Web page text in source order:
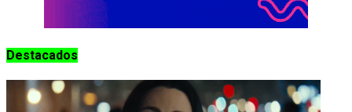
Destacados